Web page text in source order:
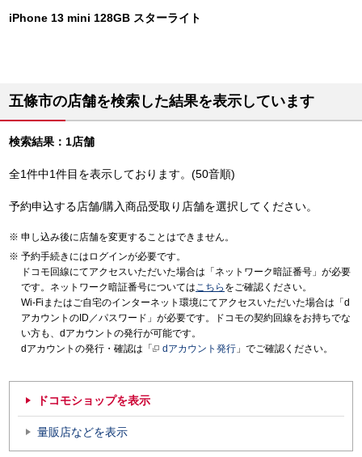
iPhone 13 mini 128GB スターライト
五條市の店舗を検索した結果を表示しています
検索結果：1店舗
全1件中1件目を表示しております。(50音順)
予約申込する店舗/購入商品受取り店舗を選択してください。
申し込み後に店舗を変更することはできません。
予約手続きにはログインが必要です。
ドコモ回線にてアクセスいただいた場合は「ネットワーク暗証番号」が必要
です。ネットワーク暗証番号についてはこちら をご確認ください。
Wi-Fiまたはご自宅のインターネット環境にてアクセスいただいた場合は「d
アカウントのID／パスワード」が必要です。ドコモの契約回線をお持ちでな
い方も、dアカウントの発行が可能です。
dアカウントの発行・確認は「
dアカウント発行 」でご確認ください。
ドコモショップを表示
量販店などを表示